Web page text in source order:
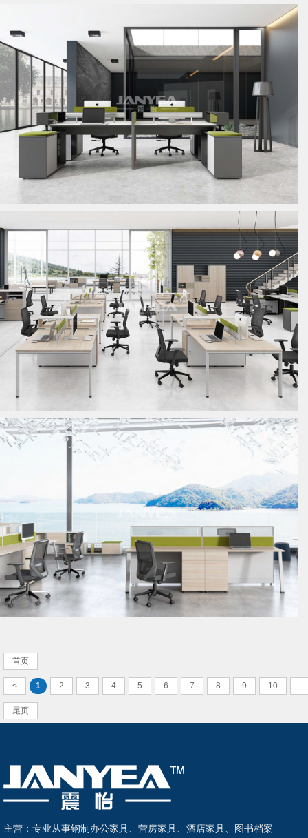
板式员工位
板式员工位
板式员工位
首页
< 1 2 3 4 5 6 7 8 9 10
尾页
主营：专业从事钢制办公家具、营房家具、酒店家具、图书档案